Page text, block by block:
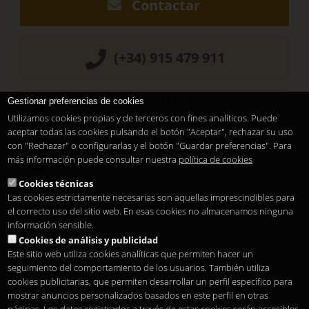
Contactar
(+34) 915 479 911
Hotel Santo Domingo Madrid
Pl. Santo Domingo, 13
28013 Madrid-ES
Cerrado temporalmente
EntreHotel Santo DomingoyRestaurante Sandó
Gestionar preferencias de cookies
Utilizamos cookies propias y de terceros con fines analíticos. Puede
aceptar todas las cookies pulsando el botón "Aceptar", rechazar su uso
con "Rechazar" o configurarlas y el botón "Guardar preferencias". Para
más información puede consultar nuestra política de cookies
Cookies técnicas
Las cookies estrictamente necesarias son aquellas imprescindibles para
el correcto uso del sitio web. En esas cookies no almacenamos ninguna
información sensible.
Cookies de análisis y publicidad
Este sitio web utiliza cookies analíticas que permiten hacer un
seguimiento del comportamiento de los usuarios. También utiliza
cookies publicitarias, que permiten desarrollar un perfil específico para
mostrar anuncios personalizados basados en este perfil en otras